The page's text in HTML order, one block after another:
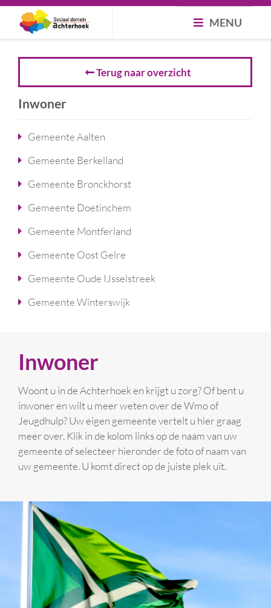
MENU
Terug naar overzicht
Inwoner
Gemeente Aalten
Gemeente Berkelland
Gemeente Bronckhorst
Gemeente Doetinchem
Gemeente Montferland
Gemeente Oost Gelre
Gemeente Oude IJsselstreek
Gemeente Winterswijk
Inwoner
Woont u in de Achterhoek en krijgt u zorg? Of bent u
inwoner en wilt u meer weten over de Wmo of
Jeugdhulp? Uw eigen gemeente vertelt u hier graag
meer over. Klik in de kolom links op de naam van uw
gemeente of selecteer hieronder de foto of naam van
uw gemeente. U komt direct op de juiste plek uit.